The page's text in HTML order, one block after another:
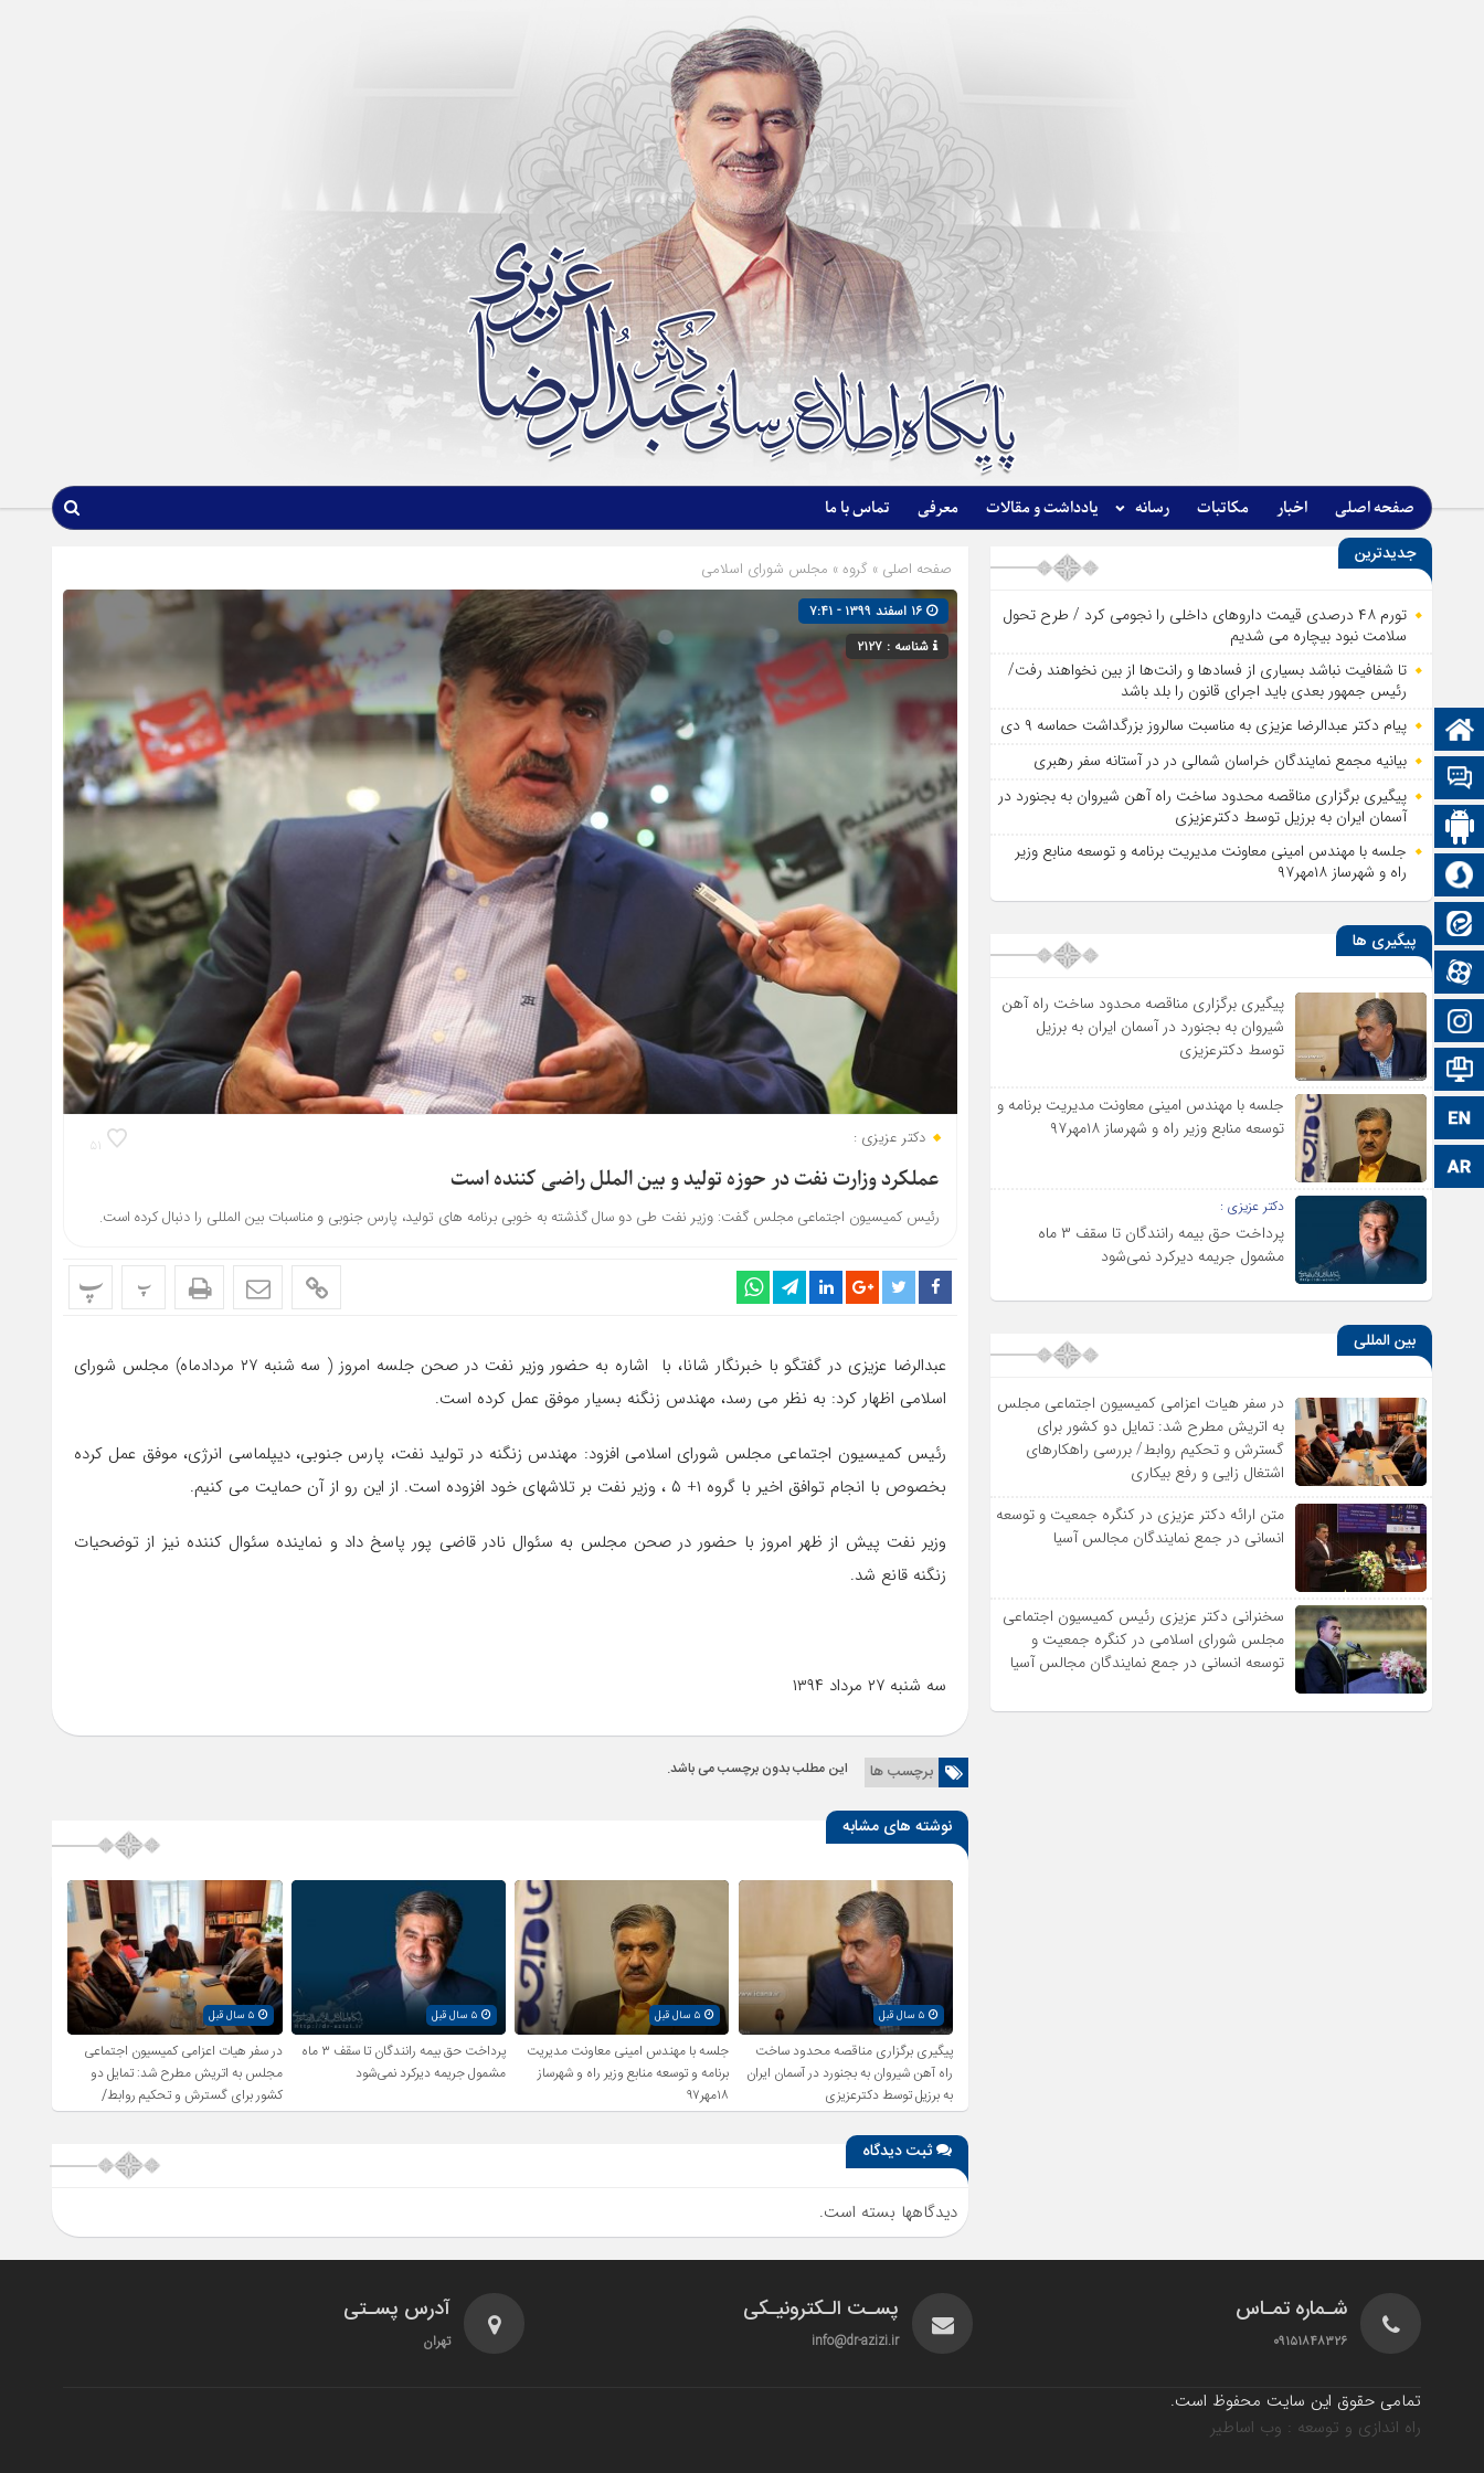
صفحه اصلی اخبار مکاتبات رسانه یادداشت و مقالات معرفی تماس با ما
صفحه نخست
اپلیکیشن سایت
سروش
ایتا
آپارات
اینستاگرام
اطلاعات سایت
زبان انگلیسی
زبان عربی
صفحه اصلی » گروه » مجلس شورای اسلامی
شناسه : ۲۱۲۷
۵۱ دکتر عزیزی :
عملکرد وزارت نفت در حوزه تولید و بین الملل راضی کننده است
رئیس کمیسیون اجتماعی مجلس گفت: وزیر نفت طی دو سال گذشته به خوبی برنامه های تولید، پارس جنوبی و مناسبات بین المللی را دنبال کرده است.
پ پ
عبدالرضا عزیزی در گفتگو با خبرنگار شانا، با اشاره به حضور وزیر نفت در صحن جلسه امروز ( سه شنبه ٢٧ مردادماه) مجلس شورای
اسلامی اظهار کرد: به نظر می رسد، مهندس زنگنه بسیار موفق عمل کرده است.
رئیس کمیسیون اجتماعی مجلس شورای اسلامی افزود: مهندس زنگنه در تولید نفت، پارس جنوبی، دیپلماسی انرژی، موفق عمل کرده
بخصوص با انجام توافق اخیر با گروه ١+ ٥ ، وزیر نفت بر تلاشهای خود افزوده است. از این رو از آن حمایت می کنیم.
وزیر نفت پیش از ظهر امروز با حضور در صحن مجلس به سئوال نادر قاضی پور پاسخ داد و نماینده سئوال کننده نیز از توضحیات
زنگنه قانع شد.
سه شنبه ۲۷ مرداد ۱۳۹۴
برچسب ها این مطلب بدون برچسب می باشد.
نوشته های مشابه
پیگیری برگزاری مناقصه محدود ساخت
راه آهن شیروان به بجنورد در آسمان ایران
به برزیل توسط دکترعزیزی
۵ سال قبل
جلسه با مهندس امینی معاونت مدیریت
برنامه و توسعه منابع وزیر راه و شهرساز
۱۸مهر۹۷
پرداخت حق بیمه رانندگان تا سقف ۳ ماه
مشمول جریمه دیرکرد نمی‌شود
در سفر هیات اعزامی کمیسیون اجتماعی
مجلس به اتریش مطرح شد: تمایل دو
کشور برای گسترش و تحکیم روابط/
بررسی راهکارهای اشتغال زایی و رفع
ثبت دیدگاه
دیدگاهها بسته است.
جدیدترین
تورم ۴۸ درصدی قیمت داروهای داخلی را نجومی کرد / طرح تحول
سلامت نبود بیچاره می شدیم
تا شفافیت نباشد بسیاری از فساد‌ها و رانت‌ها از بین نخواهند رفت/
رئیس جمهور بعدی باید اجرای قانون را بلد باشد
پیام دکتر عبدالرضا عزیزی به مناسبت سالروز بزرگداشت حماسه ۹ دی
بیانیه مجمع نمایندگان خراسان شمالی در در آستانه سفر رهبری
پیگیری برگزاری مناقصه محدود ساخت راه آهن شیروان به بجنورد در
آسمان ایران به برزیل توسط دکترعزیزی
جلسه با مهندس امینی معاونت مدیریت برنامه و توسعه منابع وزیر
راه و شهرساز ۱۸مهر۹۷
پیگیری ها
پیگیری برگزاری مناقصه محدود ساخت راه آهن
شیروان به بجنورد در آسمان ایران به برزیل
توسط دکترعزیزی
جلسه با مهندس امینی معاونت مدیریت برنامه و
توسعه منابع وزیر راه و شهرساز ۱۸مهر۹۷
دکتر عزیزی :
پرداخت حق بیمه رانندگان تا سقف ۳ ماه
مشمول جریمه دیرکرد نمی‌شود
بین المللی
در سفر هیات اعزامی کمیسیون اجتماعی مجلس
به اتریش مطرح شد: تمایل دو کشور برای
گسترش و تحکیم روابط/ بررسی راهکارهای
اشتغال زایی و رفع بیکاری
متن ارائه دکتر عزیزى در کنگره جمعیت و توسعه
انسانى در جمع نمایندگان مجالس آسیا
سخنرانى دکتر عزیزى رئیس کمیسیون اجتماعى
مجلس شوراى اسلامى در کنگره جمعیت و
توسعه انسانى در جمع نمایندگان مجالس آسیا
شـماره تمـاس
۰۹۱۵۱۸۴۸۳۲۶
پسـت الـکترونیـکی
info@dr-azizi.ir
آدرس پسـتی
تهران
تمامی حقوق این سایت محفوظ است.
راه اندازی و توسعه : وب اساطیر